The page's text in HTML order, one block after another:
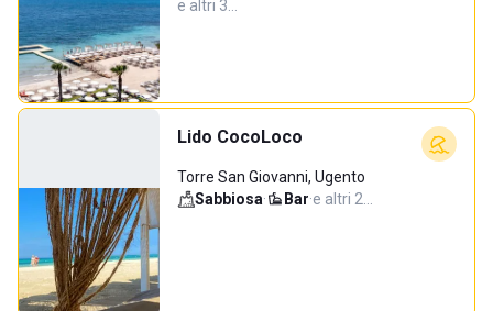
e altri 3…
Lido CocoLoco
Torre San Giovanni, Ugento
Sabbiosa· Bar·e altri 2…